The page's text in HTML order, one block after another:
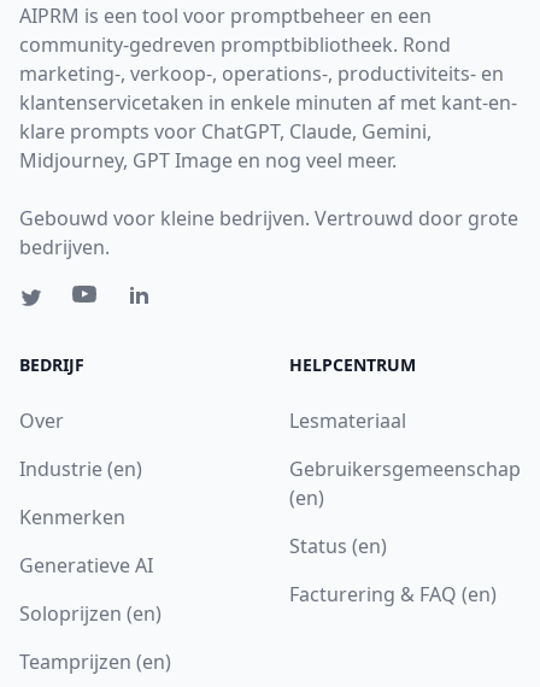
AIPRM is een tool voor promptbeheer en een
community-gedreven promptbibliotheek. Rond
marketing-, verkoop-, operations-, productiviteits- en
klantenservicetaken in enkele minuten af met kant-en-
klare prompts voor ChatGPT, Claude, Gemini,
Midjourney, GPT Image en nog veel meer.
Gebouwd voor kleine bedrijven. Vertrouwd door grote
bedrijven.
BEDRIJF
Over
Industrie (en)
Kenmerken
Generatieve AI
Soloprijzen (en)
Teamprijzen (en)
HELPCENTRUM
Lesmateriaal
Gebruikersgemeenschap
(en)
Status (en)
Facturering & FAQ (en)